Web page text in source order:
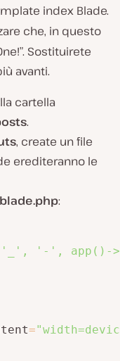
index Blade.
che, in questo
Sostituirete
avanti.
cartella
.
, create un file
erediteranno le
:
'-', app()-
=